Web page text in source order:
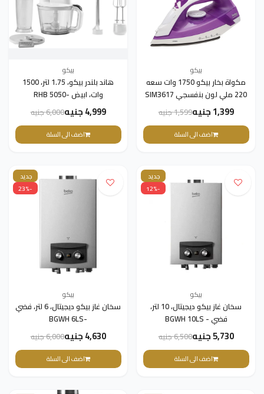
بيكو
مكواة بخار بيكو 1750 وات سعه
220 ملي لون بنفسجي SIM3617
1,399 جنيه 1,599 جنيه
اضف الى السلة
بيكو
هاند بلندر بيكو، 1.75 لتر، 1500
وات، ابيض -RHB 5050
4,999 جنيه 6,000 جنيه
اضف الى السلة
جديد
-12%
بيكو
سخان غاز بيكو ديجيتال، 10 لتر،
فضي - BGWH 10LS
5,730 جنيه 6,500 جنيه
اضف الى السلة
جديد
-23%
بيكو
سخان غاز بيكو ديجيتال، 6 لتر، فضي
-BGWH 6LS
4,630 جنيه 6,000 جنيه
اضف الى السلة